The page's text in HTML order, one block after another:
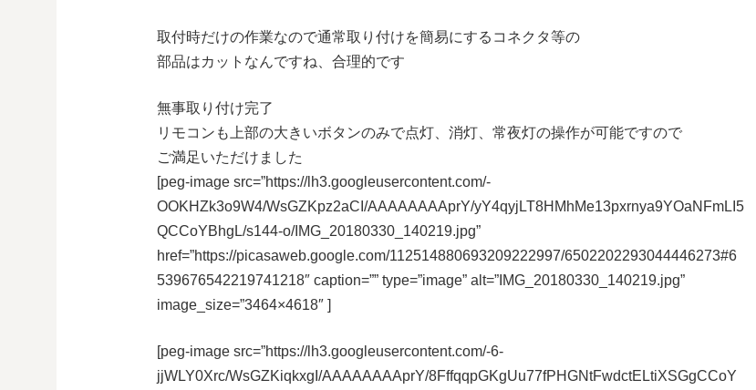
取付時だけの作業なので通常取り付けを簡易にするコネクタ等の
部品はカットなんですね、合理的です
無事取り付け完了
リモコンも上部の大きいボタンのみで点灯、消灯、常夜灯の操作が可能ですので
ご満足いただけました
[peg-image src=”https://lh3.googleusercontent.com/-
OOKHZk3o9W4/WsGZKpz2aCI/AAAAAAAAprY/yY4qyjLT8HMhMe13pxrnya9YOaNFmLI5
QCCoYBhgL/s144-o/IMG_20180330_140219.jpg”
href=”https://picasaweb.google.com/112514880693209222997/6502202293044446273#6
539676542219741218″ caption=”” type=”image” alt=”IMG_20180330_140219.jpg”
image_size=”3464×4618″ ]
[peg-image src=”https://lh3.googleusercontent.com/-6-
jjWLY0Xrc/WsGZKiqkxgI/AAAAAAAAprY/8FffqqpGKgUu77fPHGNtFwdctELtiXSGgCCoY